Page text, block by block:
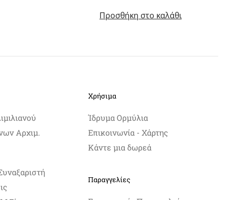
Προσθήκη στο καλάθι
Αρχιμ.
Χρήσιμα
Ίδρυμα Ορμύλια
Επικοινωνία - Χάρτης
Κάντε μια δωρεά
Παραγγελίες